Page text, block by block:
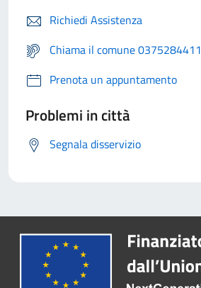
Richiedi Assistenza
Chiama il comune 0375284411
Prenota un appuntamento
Problemi in città
Segnala disservizio